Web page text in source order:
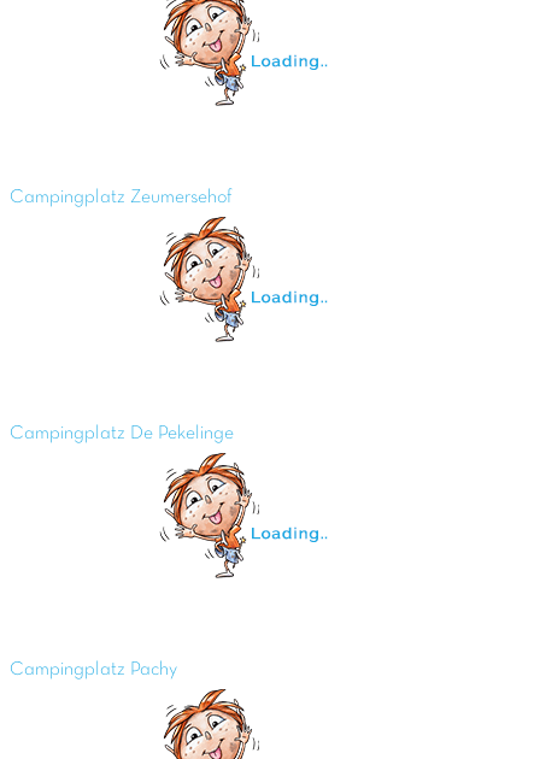
Campingplatz Zeumersehof
Campingplatz De Pekelinge
Campingplatz Pachy